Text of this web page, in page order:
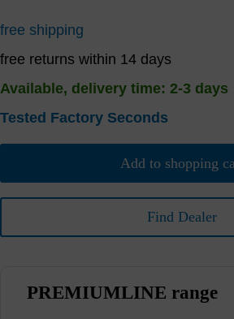
free shipping
free returns within 14 days
Available, delivery time: 2-3 days
Tested Factory Seconds
Add to shopping
Find Dealer
PREMIUMLINE range